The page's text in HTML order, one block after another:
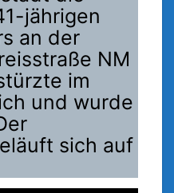
jährigen
an der
NM
im
und wurde
sich auf